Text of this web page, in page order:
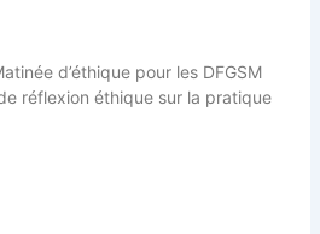
d’éthique pour les DFGSM
réflexion éthique sur la pratique